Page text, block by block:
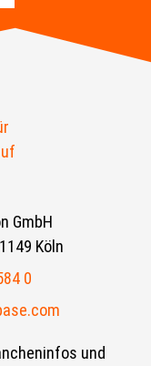
und
GmbH
Köln
0